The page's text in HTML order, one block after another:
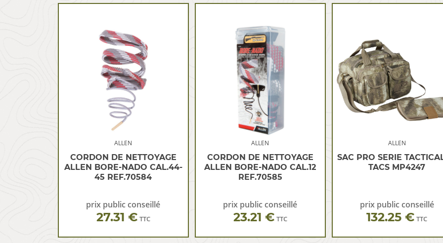
ALLEN
CORDON DE NETTOYAGE
ALLEN BORE-NADO CAL.44-
45 REF.70584
prix public conseillé
27.31 € TTC
ALLEN
CORDON DE NETTOYAGE
ALLEN BORE-NADO CAL.12
REF.70585
prix public conseillé
23.21 € TTC
ALLEN
SAC PRO SERIE
TACS MP4247
prix public conseillé
132.25 € TTC